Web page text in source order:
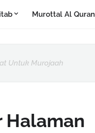
Murottal Al Quran
Untuk Murojaah
Halaman